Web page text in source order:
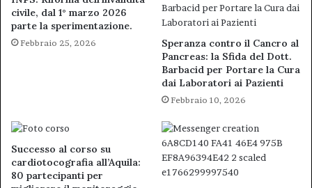
civile, dal 1° marzo 2026
parte la sperimentazione.
Febbraio 25, 2026
Speranza contro il Cancro al
Pancreas: la Sfida del Dott.
Barbacid per Portare la Cura
dai Laboratori ai Pazienti
Febbraio 10, 2026
Successo al corso su
cardiotocografia all’Aquila:
80 partecipanti per